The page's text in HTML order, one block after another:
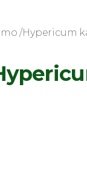
/Hypericum